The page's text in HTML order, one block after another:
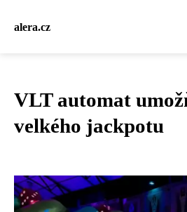
alera.cz
VLT automat
velkého jackpotu